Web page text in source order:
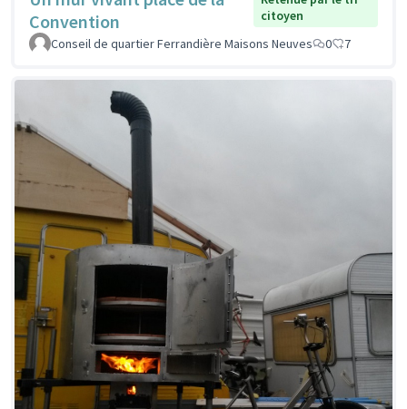
Convention
citoyen
Conseil de quartier Ferrandière Maisons Neuves
0 7